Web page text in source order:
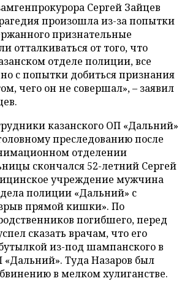
Сергей Зайцев
произошла из-за попытки
признательные
отталкиваться от того, что
отделе полиции, все
с попытки добиться признания
чего он не совершал», – заявил
казанского ОП «Дальний»
преследованию после
отделении
скончался 52-летний Сергей
учреждение мужчина
полиции «Дальний» с
прямой кишки». По
погибшего, перед
сказать врачам, что его
из-под шампанского в
Туда Назаров был
в мелком хулиганстве.